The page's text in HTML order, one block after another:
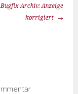
Bugfix Archiv: Anzeige
korrigiert